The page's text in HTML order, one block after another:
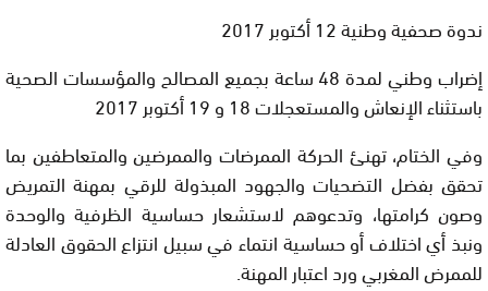
ندوة صحفية وطنية 12 أكتوبر 2017
إضراب وطني لمدة 48 ساعة بجميع المصالح والمؤسسات الصحية
باستثناء الإنعاش والمستعجلات 18 و 19 أكتوبر 2017
وفي الختام، تهنئ الحركة الممرضات والممرضين والمتعاطفين بما
تحقق بفضل التضحيات والجهود المبذولة للرقي بمهنة التمريض
وصون كرامتها، وتدعوهم لاستشعار حساسية الظرفية والوحدة
ونبذ أي اختلاف أو حساسية انتماء في سبيل انتزاع الحقوق العادلة
للممرض المغربي ورد اعتبار المهنة.